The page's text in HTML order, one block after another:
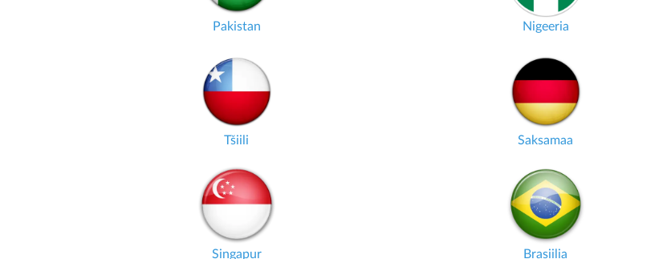
Pakistan Nigeeria
Tšiili Saksamaa
Singapur Brasiilia